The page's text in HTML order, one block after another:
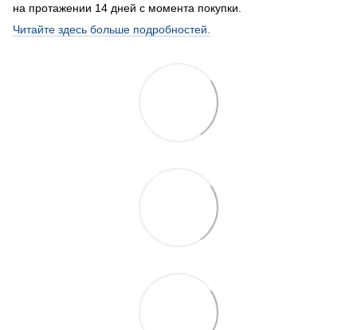
на протажении 14 дней с момента покупки.
Читайте здесь больше подробностей.